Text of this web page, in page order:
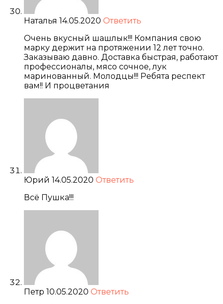
Наталья 14.05.2020 Ответить
Очень вкусный шашлык!!! Компания свою
марку держит на протяжении 12 лет точно.
Заказываю давно. Доставка быстрая, работают
профессионалы, мясо сочное, лук
маринованный. Молодцы!!! Ребята респект
вам!! И процветания
Юрий 14.05.2020 Ответить
Всё Пушка!!!
Петр 10.05.2020 Ответить